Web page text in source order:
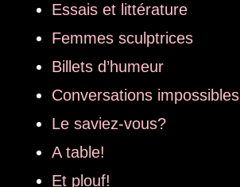
Essais et littérature
Femmes sculptrices
Billets d’humeur
Conversations impossibles
Le saviez-vous?
A table!
Et plouf!